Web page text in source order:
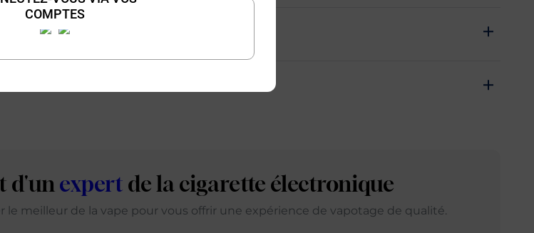
COMPTES
d'un expert de la cigarette électronique
meilleur de la vape pour vous offrir une expérience de vapotage de qualité.